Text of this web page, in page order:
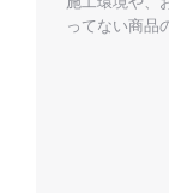
ってない商品